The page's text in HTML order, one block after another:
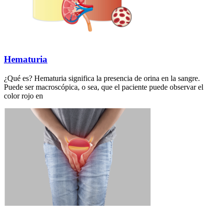
Hematuria
¿Qué es? Hematuria significa la presencia de orina en la sangre.
Puede ser macroscópica, o sea, que el paciente puede observar el
color rojo en